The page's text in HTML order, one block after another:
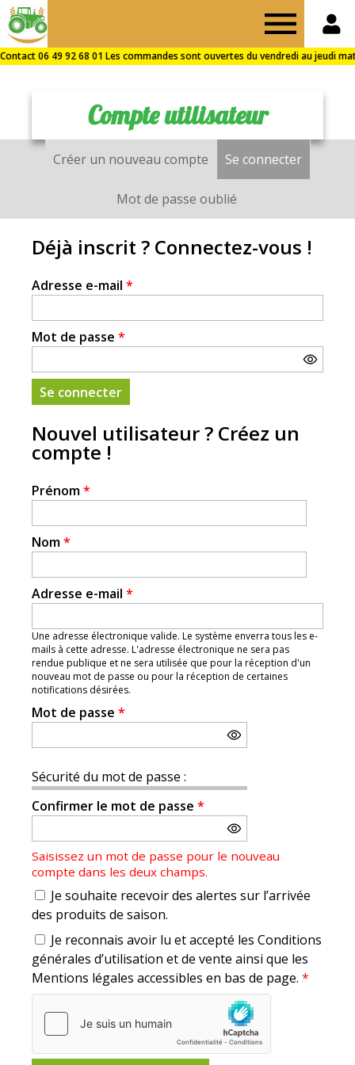
Fermes
de
Compte utilisateur
OngletsCréer un nouveau compte Se connecter(onglet
Mot de passe oublié
Déjà inscrit ? Connectez-vous !
Adresse e-mail *
Mot de passe *
Nouvel utilisateur ? Créez un
compte !
Prénom*
Nom*
Adresse e-mail *
Une adresse électronique valide. Le système enverra tous les e-
mails à cette adresse. L'adresse électronique ne sera pas
rendue publique et ne sera utilisée que pour la réception d'un
nouveau mot de passe ou pour la réception de certaines
notifications désirées.
Mot de passe *
Sécurité du mot de passe :
Confirmer le mot de passe *
Saisissez un mot de passe pour le nouveau
compte dans les deux champs.
Je souhaite recevoir des alertes sur l’arrivée
des produits de saison.
Je reconnais avoir lu et accepté les Conditions
générales d’utilisation et de vente ainsi que les
Mentions légales accessibles en bas de page. *